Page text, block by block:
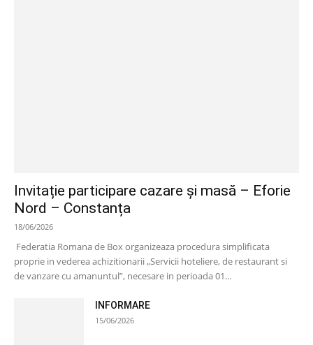
Invitație participare cazare și masă – Eforie
Nord – Constanța
18/06/2026
Federatia Romana de Box organizeaza procedura simplificata
proprie in vederea achizitionarii „Servicii hoteliere, de restaurant si
de vanzare cu amanuntul”, necesare in perioada 01...
INFORMARE
15/06/2026